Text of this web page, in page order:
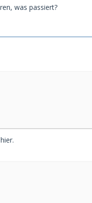
was passiert?